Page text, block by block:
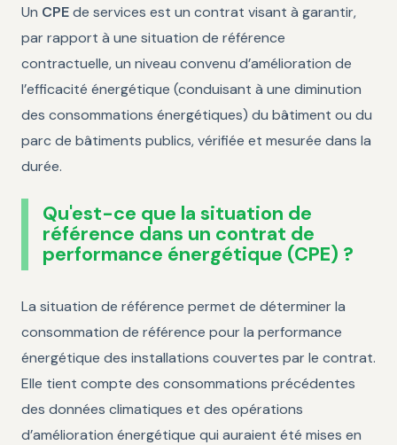
Un CPEde services est un contrat visant à garantir,
par rapport à une situation de référence
contractuelle, un niveau convenu d’amélioration de
l’efficacité énergétique (conduisant à une diminution
des consommations énergétiques) du bâtiment ou du
parc de bâtiments publics, vérifiée et mesurée dans la
durée.
Qu'est-ce que la situation de
référence dans un contrat de
performance énergétique (CPE) ?
La situation de référence permet de déterminer la
consommation de référence pour la performance
énergétique des installations couvertes par le contrat.
Elle tient compte des consommations précédentes
des données climatiques et des opérations
d’amélioration énergétique qui auraient été mises en